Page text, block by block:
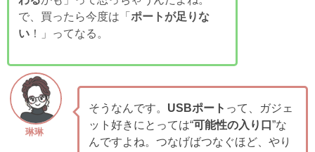
で、買ったら今度は「 ポートが足りな
い！」ってなる。
琳琳
そうなんです。 USBポート って、ガジェ
ット好きにとっては“可能性の入り口 ”な
んですよね。つなげばつなぐほど、やり